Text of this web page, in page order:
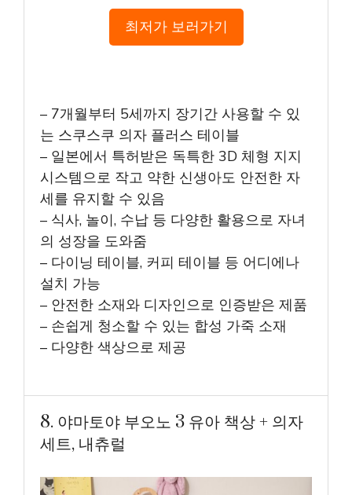
최저가 보러가기
– 7개월부터 5세까지 장기간 사용할 수 있
는 스쿠스쿠 의자 플러스 테이블
– 일본에서 특허받은 독특한 3D 체형 지지
시스템으로 작고 약한 신생아도 안전한 자
세를 유지할 수 있음
– 식사, 놀이, 수납 등 다양한 활용으로 자녀
의 성장을 도와줌
– 다이닝 테이블, 커피 테이블 등 어디에나
설치 가능
– 안전한 소재와 디자인으로 인증받은 제품
– 손쉽게 청소할 수 있는 합성 가죽 소재
– 다양한 색상으로 제공
8. 야마토야 부오노 3 유아 책상 + 의자
세트, 내츄럴